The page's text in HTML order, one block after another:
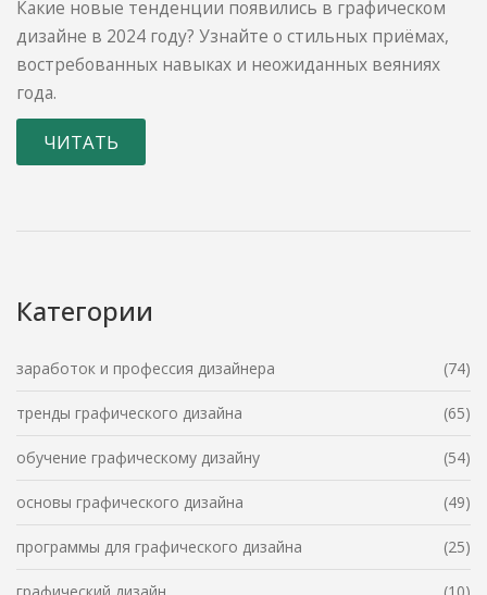
Какие новые тенденции появились в графическом
дизайне в 2024 году? Узнайте о стильных приёмах,
востребованных навыках и неожиданных веяниях
года.
ЧИТАТЬ
Категории
заработок и профессия дизайнера (74)
тренды графического дизайна (65)
обучение графическому дизайну (54)
основы графического дизайна (49)
программы для графического дизайна (25)